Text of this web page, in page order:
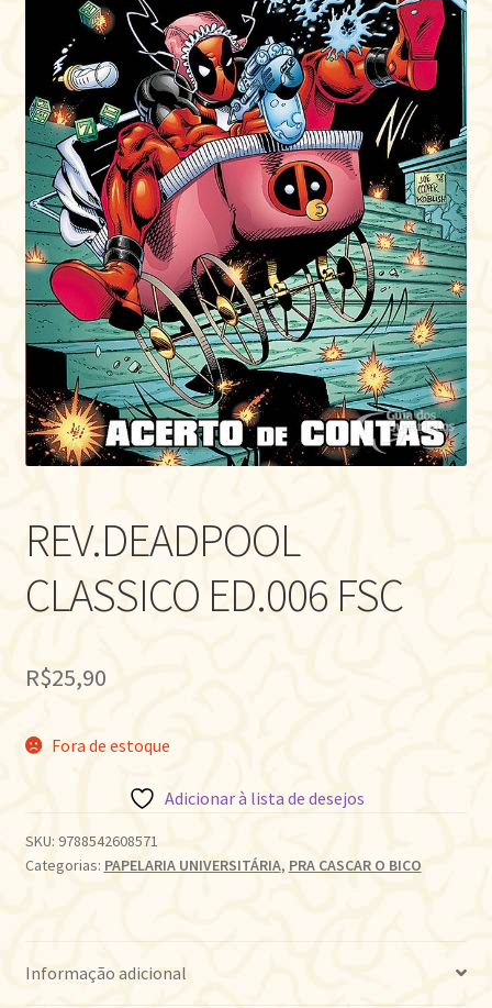
REV.DEADPOOL
CLASSICO ED.006 FSC
R$25,90
Fora de estoque
Adicionar à lista de desejos
SKU: 9788542608571
Categorias: PAPELARIA UNIVERSITÁRIA, PRA CASCAR O BICO
Informação adicional